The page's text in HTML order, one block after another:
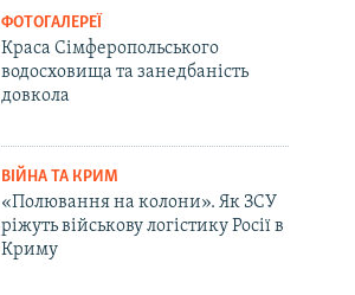
ФОТОГАЛЕРЕЇ
Краса Сімферопольського
водосховища та занедбаність
довкола
ВІЙНА ТА КРИМ
«Полювання на колони». Як ЗСУ
ріжуть військову логістику Росії в
Криму